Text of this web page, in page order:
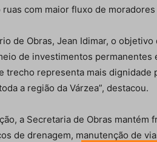
com maior fluxo de
de Obras, Jean Idimar, o
de investimentos permanentes
trecho representa mais
a região da Várzea”, destacou.
a Secretaria de Obras
de drenagem, manutenção de